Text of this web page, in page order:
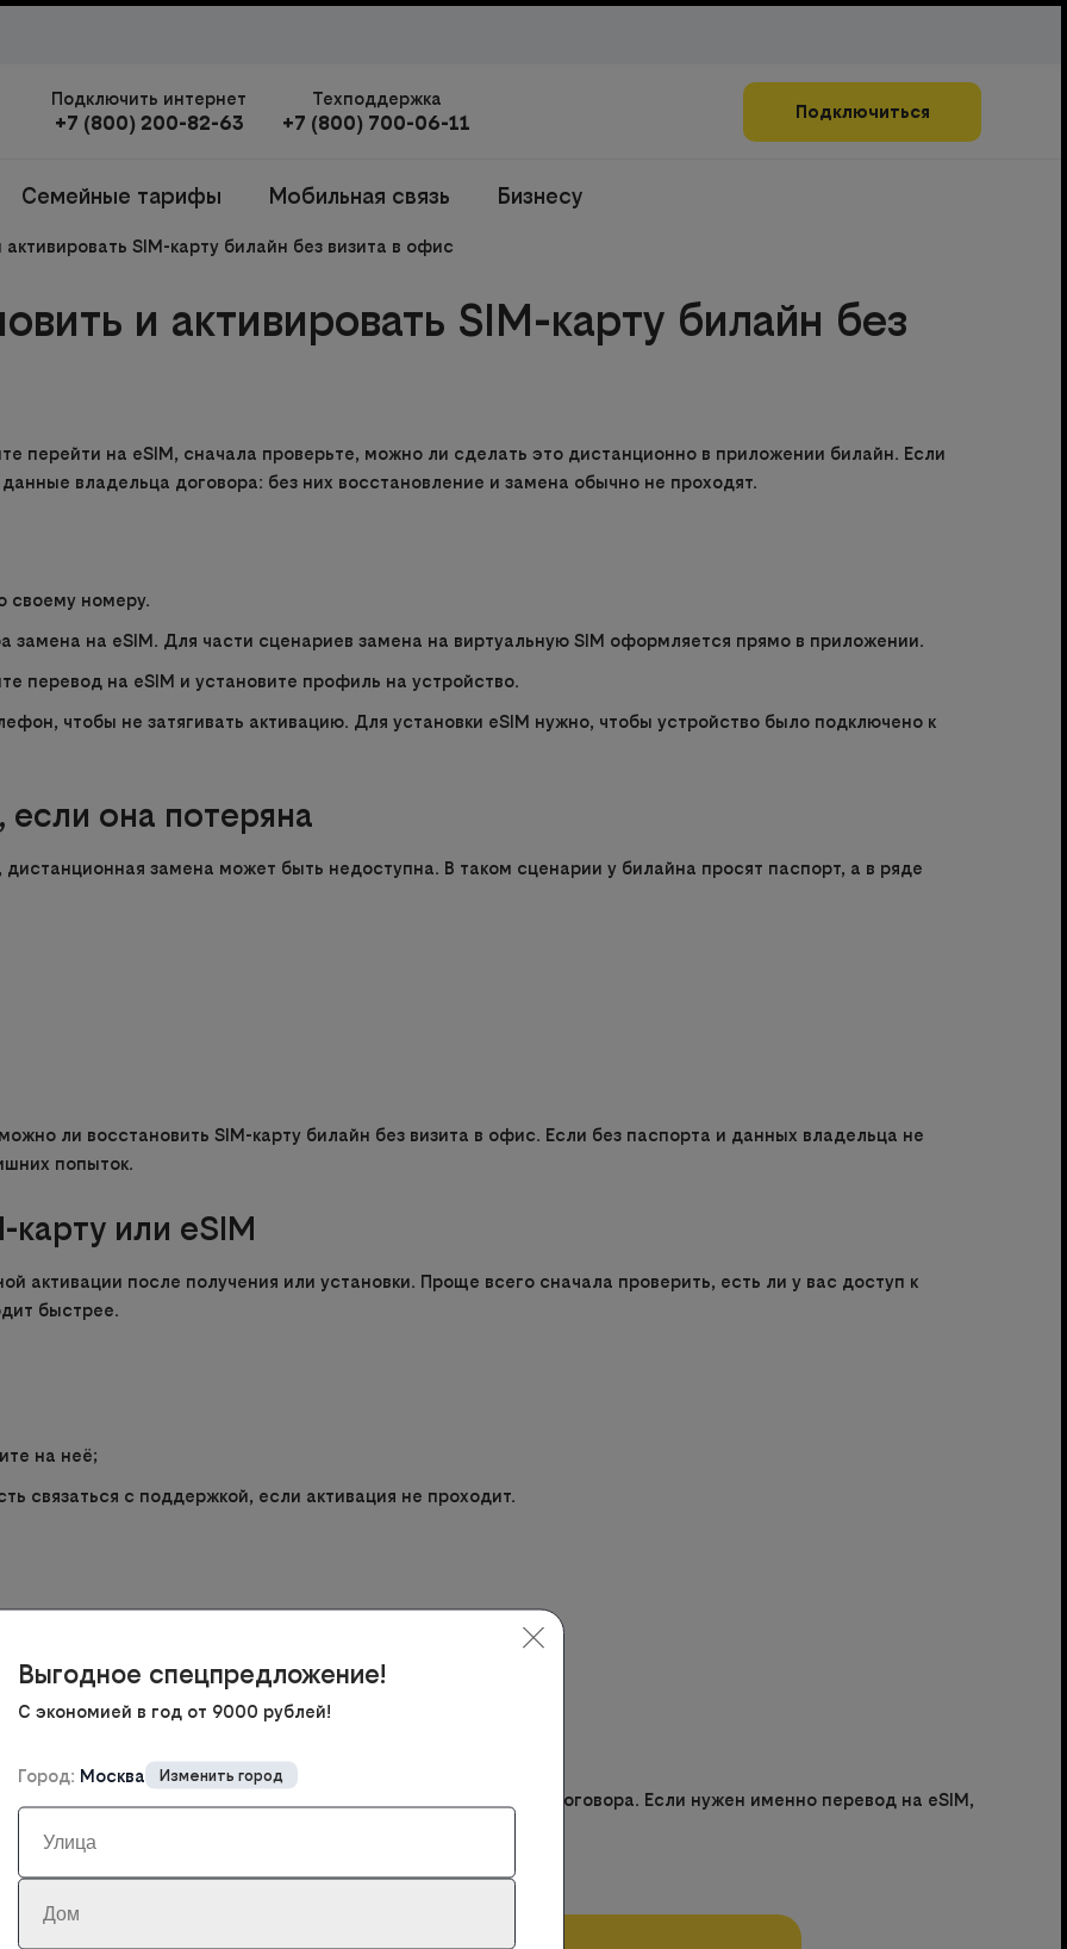
Подключить интернет
+7 (800) 200-82-63
Техподдержка
+7 (800) 700-06-11 Подключиться
Семейные тарифы Мобильная связь Бизнесу
SIM-карту билайн без визита в офис
и активировать SIM-карту билайн без
перейти на eSIM, сначала проверьте, можно ли сделать это дистанционно в приложении билайн. Если
владельца договора: без них восстановление и замена обычно не проходят.
своему номеру.
замена на eSIM. Для части сценариев замена на виртуальную SIM оформляется прямо в приложении.
перевод на eSIM и установите профиль на устройство.
чтобы не затягивать активацию. Для установки eSIM нужно, чтобы устройство было подключено к
если она потеряна
замена может быть недоступна. В таком сценарии у билайна просят паспорт, а в ряде
ли восстановить SIM-карту билайн без визита в офис. Если без паспорта и данных владельца не
попыток.
карту или eSIM
активации после получения или установки. Проще всего сначала проверить, есть ли у вас доступ к
быстрее.
на неё;
связаться с поддержкой, если активация не проходит.
обратитесь в поддержку с паспортом и данными владельца договора. Если нужен именно перевод на eSIM,
Выгодное спецпредложение!
С экономией в год от 9000 рублей!
Город: Москва Изменить город